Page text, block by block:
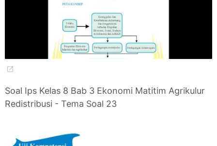
Soal Ips Kelas 8 Bab 3 Ekonomi Matitim Agrikulur
Redistribusi - Tema Soal 23